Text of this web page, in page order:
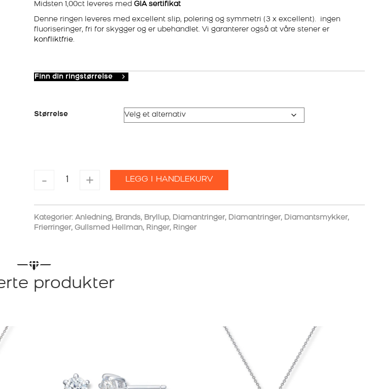
Midsten 1,00ct leveres med GIA sertifikat
Denne ringen leveres med excellent slip, polering og symmetri (3 x excellent). ingen
fluoriseringer, fri for skygger og er ubehandlet. Vi garanterer også at våre stener er
konfliktfrie.
Finn din ringstørrelse
Størrelse
-
DIAMANTRING
HELLMAN
AND
BRILLIANT
1,16CT
+ LEGG I HANDLEKURV
Kategorier: Anledning, Brands, Bryllup, Diamantringer, Diamantringer, Diamantsmykker,
Frierringer, Gullsmed Hellman, Ringer, Ringer
produkter